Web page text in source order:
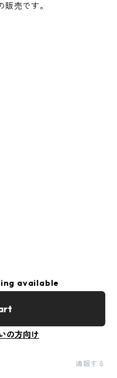
売です。
available
の方向け
通報する